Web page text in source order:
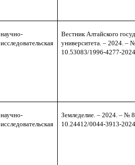
научно-
исследовательская
Вестник Алтайского
университета. – 2024. –
10.53083/1996-4277-
научно-
исследовательская
Земледелие. – 2024. – №
10.24412/0044-3913-